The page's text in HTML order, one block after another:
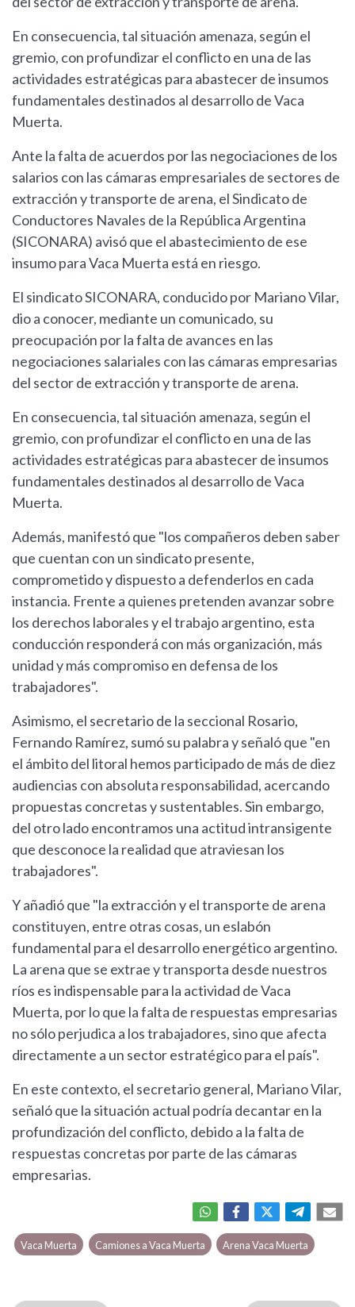
En consecuencia, tal situación amenaza, según el
gremio, con profundizar el conflicto en una de las
actividades estratégicas para abastecer de insumos
fundamentales destinados al desarrollo de Vaca
Muerta.
Ante la falta de acuerdos por las negociaciones de los
salarios con las cámaras empresariales de sectores de
extracción y transporte de arena, el Sindicato de
Conductores Navales de la República Argentina
(SICONARA) avisó que el abastecimiento de ese
insumo para Vaca Muerta está en riesgo.
El sindicato SICONARA, conducido por Mariano Vilar,
dio a conocer, mediante un comunicado, su
preocupación por la falta de avances en las
negociaciones salariales con las cámaras empresarias
del sector de extracción y transporte de arena.
En consecuencia, tal situación amenaza, según el
gremio, con profundizar el conflicto en una de las
actividades estratégicas para abastecer de insumos
fundamentales destinados al desarrollo de Vaca
Muerta.
Además, manifestó que "los compañeros deben saber
que cuentan con un sindicato presente,
comprometido y dispuesto a defenderlos en cada
instancia. Frente a quienes pretenden avanzar sobre
los derechos laborales y el trabajo argentino, esta
conducción responderá con más organización, más
unidad y más compromiso en defensa de los
trabajadores".
Asimismo, el secretario de la seccional Rosario,
Fernando Ramírez, sumó su palabra y señaló que "en
el ámbito del litoral hemos participado de más de diez
audiencias con absoluta responsabilidad, acercando
propuestas concretas y sustentables. Sin embargo,
del otro lado encontramos una actitud intransigente
que desconoce la realidad que atraviesan los
trabajadores".
Y añadió que "la extracción y el transporte de arena
constituyen, entre otras cosas, un eslabón
fundamental para el desarrollo energético argentino.
La arena que se extrae y transporta desde nuestros
ríos es indispensable para la actividad de Vaca
Muerta, por lo que la falta de respuestas empresarias
no sólo perjudica a los trabajadores, sino que afecta
directamente a un sector estratégico para el país".
En este contexto, el secretario general, Mariano Vilar,
señaló que la situación actual podría decantar en la
profundización del conflicto, debido a la falta de
respuestas concretas por parte de las cámaras
empresarias.
Vaca Muerta Camiones a Vaca Muerta Arena Vaca Muerta